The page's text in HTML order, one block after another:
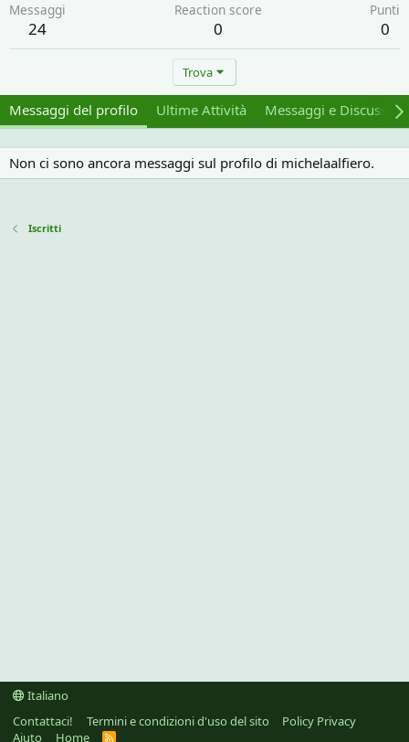
Messaggi
24
Reaction score
0
Punti
0
Trova
Messaggi del profilo Ultime Attività Messaggi e
Non ci sono ancora messaggi sul profilo di michelaalfiero.
Iscritti
Italiano
Contattaci!
Termini e condizioni d'uso del sito
Policy Privacy
Aiuto
Home R